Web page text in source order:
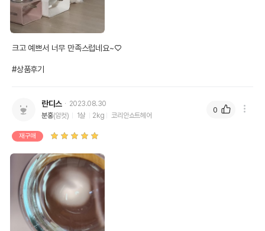
크고 예쁘서 너무 만족스럽네요~♡
#상품후기
란디스
2023.08.30
분홍(암컷) 1살 2kg 코리안쇼트헤어
재구매
0